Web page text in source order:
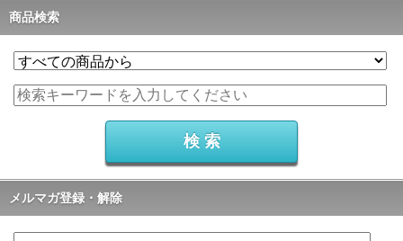
商品検索
メルマガ登録・解除